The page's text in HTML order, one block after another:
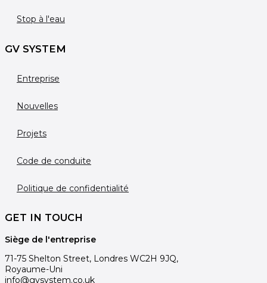
Stop à l'eau
GV SYSTEM
Entreprise
Nouvelles
Projets
Code de conduite
Politique de confidentialité
GET IN TOUCH
Siège de l'entreprise
71-75 Shelton Street, Londres WC2H 9JQ,
Royaume-Uni
info@gvsystem.co.uk